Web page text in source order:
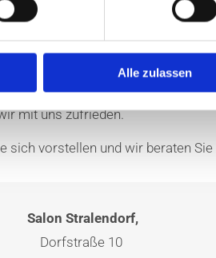
Alle zulassen
anzubieten, hat dabei unsere
mit uns zufrieden.
sich vorstellen und wir beraten Sie
Salon Stralendorf,
Dorfstraße 10